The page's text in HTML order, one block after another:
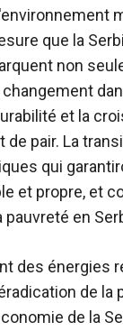
que la
non
et la
de pair. La
qui
et propre, et
pauvreté en
des énergies
de la
de la